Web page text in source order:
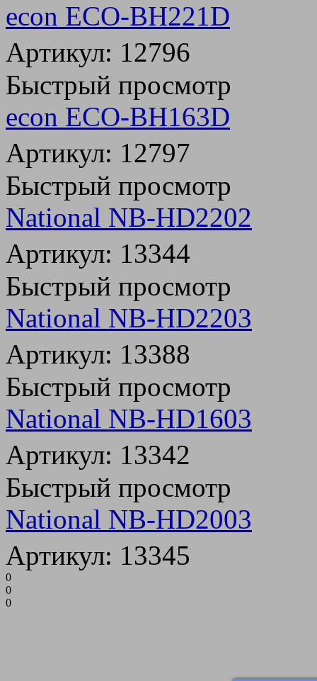
econ ECO-BH221D
Артикул: 12796
Быстрый просмотр
econ ECO-BH163D
Артикул: 12797
Быстрый просмотр
National NB-HD2202
Артикул: 13344
Быстрый просмотр
National NB-HD2203
Артикул: 13388
Быстрый просмотр
National NB-HD1603
Артикул: 13342
Быстрый просмотр
National NB-HD2003
Артикул: 13345
0
0
0